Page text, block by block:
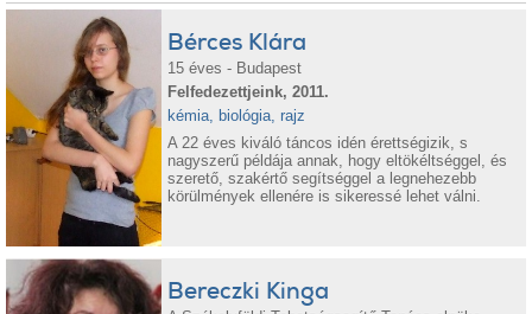
Bérces Klára
15 éves - Budapest
Felfedezettjeink, 2011.
kémia, biológia, rajz
A 22 éves kiváló táncos idén érettségizik, s
nagyszerű példája annak, hogy eltökéltséggel, és
szerető, szakértő segítséggel a legnehezebb
körülmények ellenére is sikeressé lehet válni.
Bereczki Kinga